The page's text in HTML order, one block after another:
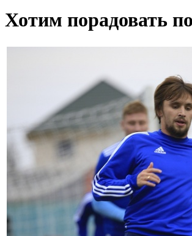
Хотим порадовать